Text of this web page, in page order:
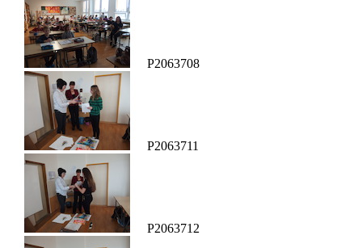
P2063708
P2063711
P2063712